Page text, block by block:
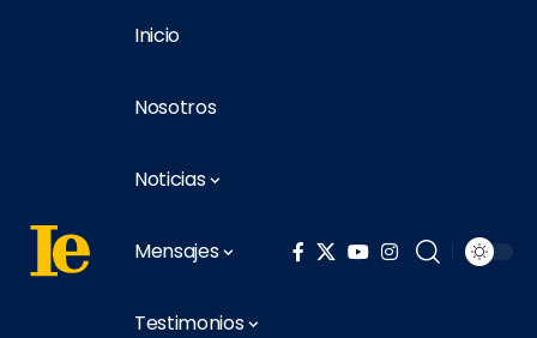
Inicio
Nosotros
Noticias
Mensajes
Testimonios